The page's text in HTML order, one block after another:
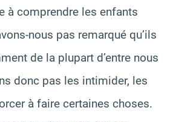
à comprendre les enfants
nous pas remarqué qu’ils
de la plupart d’entre nous
donc pas les intimider, les
à faire certaines choses.